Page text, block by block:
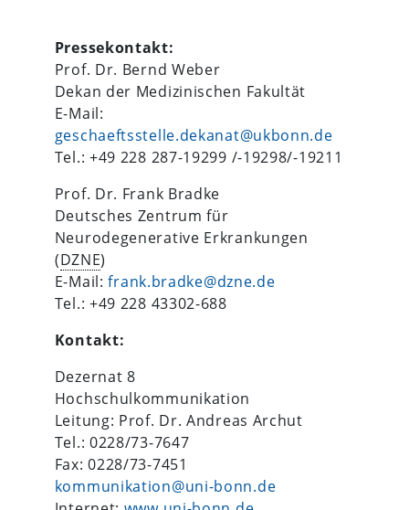
Pressekontakt:
Prof. Dr. Bernd Weber
Dekan der Medizinischen Fakultät
E-Mail:
geschaeftsstelle.dekanat@ukbonn.de
Tel.: +49 228 287-19299 /-19298/-19211
Prof. Dr. Frank Bradke
Deutsches Zentrum für
Neurodegenerative Erkrankungen
(DZNE)
E-Mail:frank.bradke@dzne.de
Tel.: +49 228 43302-688
Kontakt:
Dezernat 8
Hochschulkommunikation
Leitung: Prof. Dr. Andreas Archut
Tel.: 0228/73-7647
Fax: 0228/73-7451
kommunikation@uni-bonn.de